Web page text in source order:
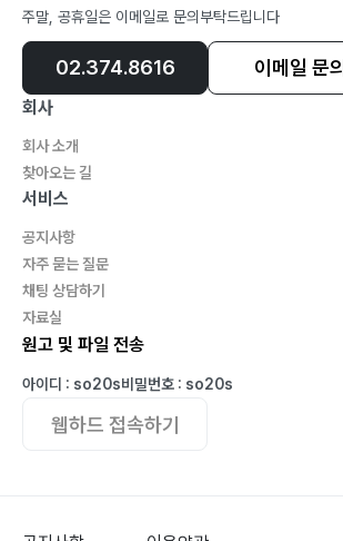
주말, 공휴일은 이메일로 문의부탁드립니다
02.374.8616 이메일 문의
회사
회사 소개
찾아오는 길
서비스
공지사항
자주 묻는 질문
채팅 상담하기
자료실
원고 및 파일 전송
아이디 : so20s비밀번호 : so20s
웹하드 접속하기